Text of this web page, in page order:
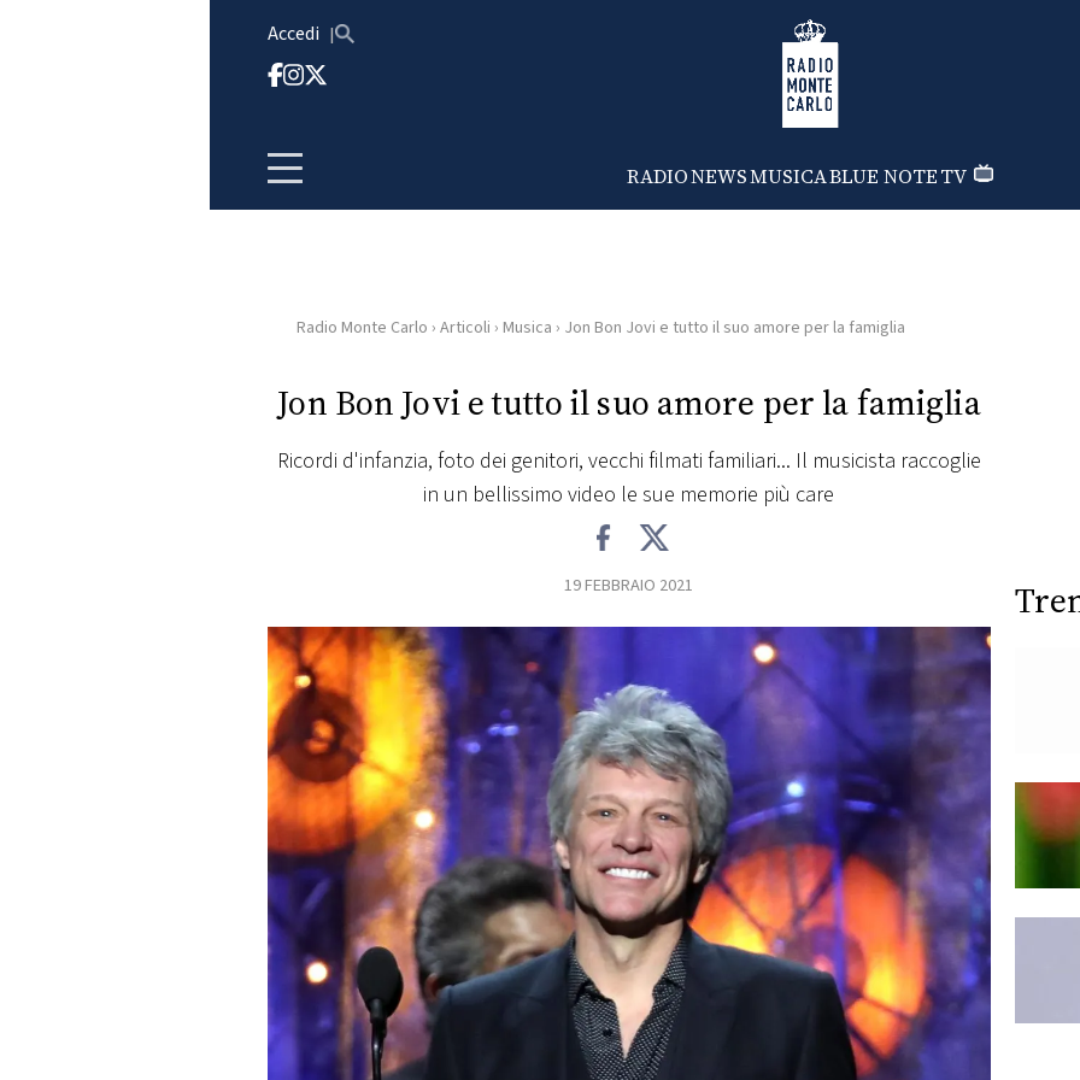
Accedi Radio Monte Carlo
RADIONEWSMUSICABLUE NOTETV
HOME
RADIO
WEB
NEWS
FOTO
CONCORSI
EVENTI
VIDEO
TV
PRINCIPATO
Radio Monte Carlo › Articoli › Musica › Jon Bon Jovi e tutto il suo amore per la famiglia
Jon Bon Jovi e tutto il suo amore per la famiglia
Ricordi d'infanzia, foto dei genitori, vecchi filmati familiari... Il musicista raccoglie
in un bellissimo video le sue memorie più care
19 FEBBRAIO 2021